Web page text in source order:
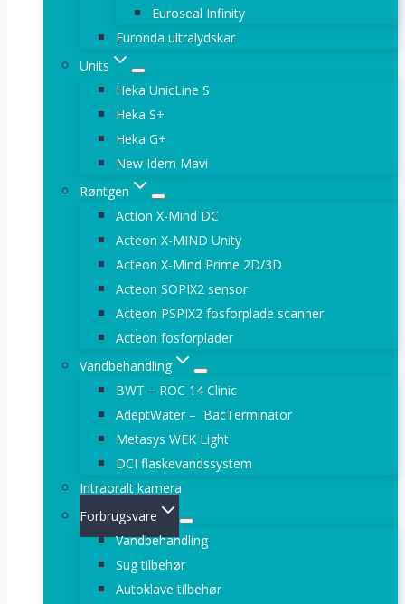
Euroseal Infinity
Euronda ultralydskar
Units
Heka UnicLine S
Heka S+
Heka G+
New Idem Mavi
Røntgen
Action X-Mind DC
Acteon X-MIND Unity
Acteon X-Mind Prime 2D/3D
Acteon SOPIX2 sensor
Acteon PSPIX2 fosforplade scanner
Acteon fosforplader
Vandbehandling
BWT – ROC 14 Clinic
AdeptWater – BacTerminator
Metasys WEK Light
DCI flaskevandssystem
Intraoralt kamera
Forbrugsvare
Vandbehandling
Sug tilbehør
Autoklave tilbehør